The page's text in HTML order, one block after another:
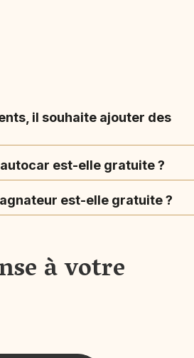
il souhaite ajouter des
est-elle gratuite ?
est-elle gratuite ?
à votre